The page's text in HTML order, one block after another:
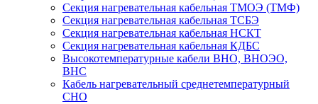
Секция нагревательная кабельная ТМОЭ (ТМФ)
Секция нагревательная кабельная ТСБЭ
Секция нагревательная кабельная НСКТ
Секция нагревательная кабельная КДБС
Высокотемпературные кабели ВНО, ВНОЭО,
ВНС
Кабель нагревательный среднетемпературный
СНО